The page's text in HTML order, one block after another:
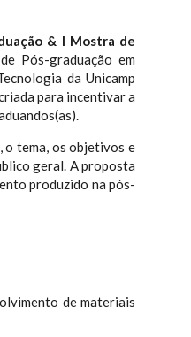
& I Mostra de
Pós-graduação em
da Unicamp
para incentivar a
o tema, os objetivos e
geral. A proposta
produzido na pós-
de materiais